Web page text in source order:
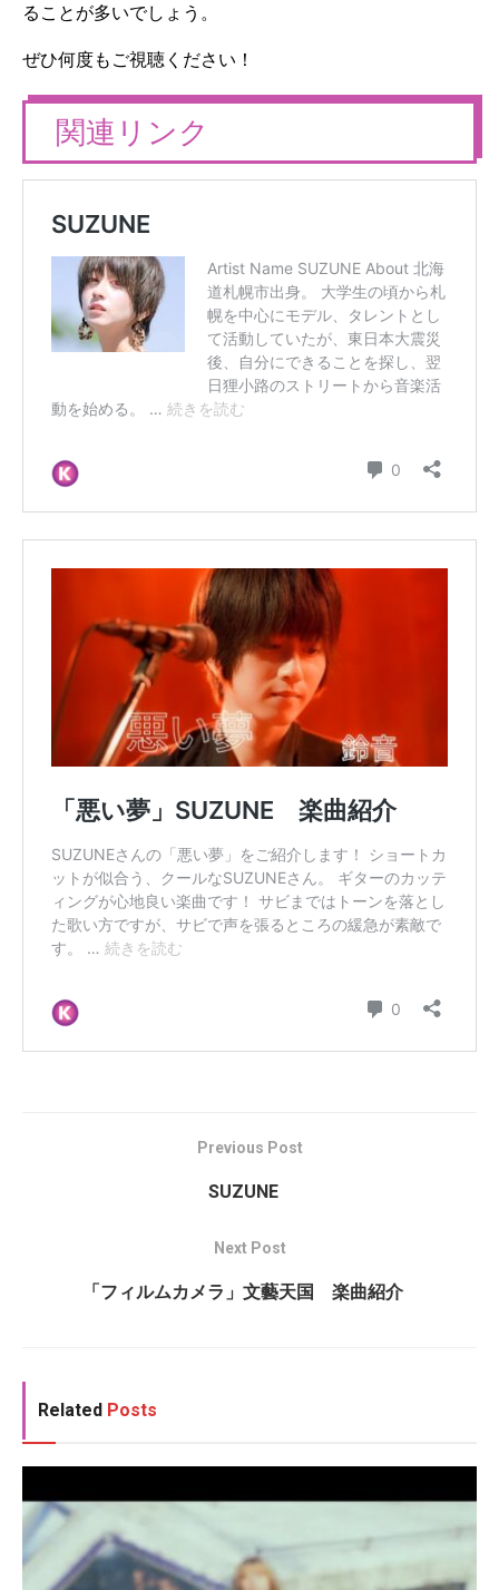
ることが多いでしょう。
ぜひ何度もご視聴ください！
関連リンク
Previous Post
SUZUNE
Next Post
「フィルムカメラ」文藝天国 楽曲紹介
Related Posts